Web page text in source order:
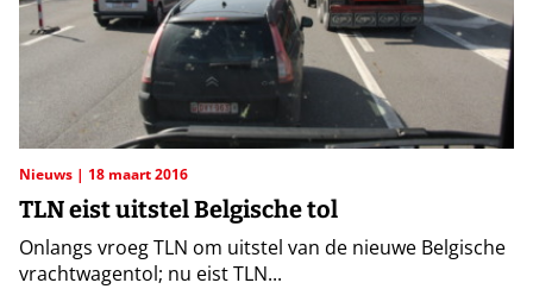
Nieuws 18 maart 2016
TLN eist uitstel Belgische tol
Onlangs vroeg TLN om uitstel van de nieuwe Belgische
vrachtwagentol; nu eist TLN...